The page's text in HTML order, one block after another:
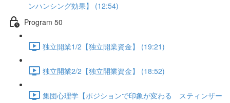
ンハンシング効果】 (12:54)
Program 50
独立開業1/2【独立開業資金】 (19:21)
独立開業2/2【独立開業資金】 (18:52)
集団心理学【ポジションで印象が変わる スティンザー